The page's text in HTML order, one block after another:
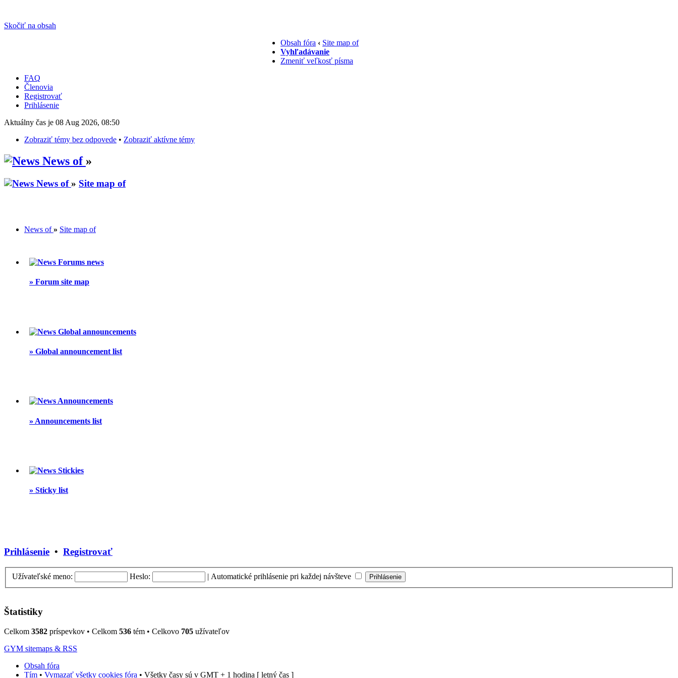
Skočiť na obsah
Obsah fóra ‹ Site map of
Vyhľadávanie
Zmeniť veľkosť písma
FAQ
Členovia
Registrovať
Prihlásenie
Aktuálny čas je 08 Aug 2026, 08:50
Zobraziť témy bez odpovede • Zobraziť aktívne témy
News of »
News of » Site map of
News of» Site map of
Forums news
» Forum site map
Global announcements
» Global announcement list
Announcements
» Announcements list
Stickies
» Sticky list
Prihlásenie • Registrovať
Užívateľské meno: Heslo: | Automatické prihlásenie pri každej návšteve
Štatistiky
Celkom 3582 príspevkov • Celkom 536 tém • Celkovo 705 užívateľov
GYM sitemaps & RSS
Obsah fóra
Tím • Vymazať všetky cookies fóra • Všetky časy sú v GMT + 1 hodina [ letný čas ]